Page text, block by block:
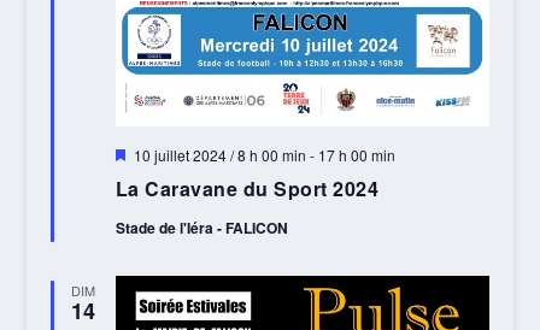
La Caravane du Sport 2024
Mis
avant
10 juillet 2024 / 8 h 00 min - 17 h 00 min
Stade de l'Iéra - FALICON
DIM
14